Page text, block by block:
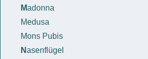
Madonna
Medusa
Mons Pubis
Nasenflügel